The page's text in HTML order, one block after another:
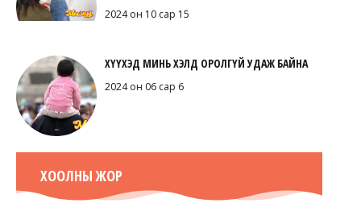
2024 он 10 сар 15
ХҮҮХЭД МИНЬ ХЭЛД ОРОЛГҮЙ УДАЖ БАЙНА
2024 он 06 сар 6
ХООЛНЫ ЖОР